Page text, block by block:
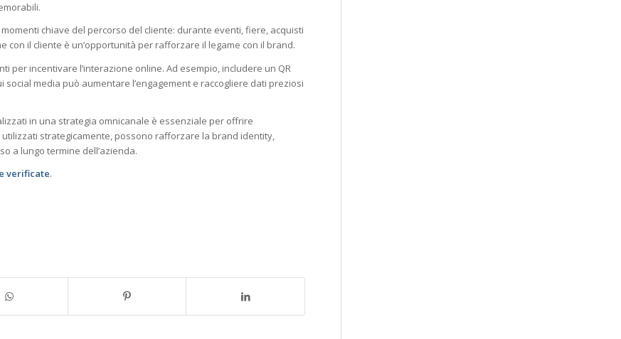
chiave del percorso del cliente: durante eventi, fiere, acquisti
il cliente è un’opportunità per rafforzare il legame con il brand.
per incentivare l’interazione online. Ad esempio, includere un QR
media può aumentare l’engagement e raccogliere dati preziosi
in una strategia omnicanale è essenziale per offrire
strategicamente, possono rafforzare la brand identity,
a lungo termine dell’azienda.
verificate.